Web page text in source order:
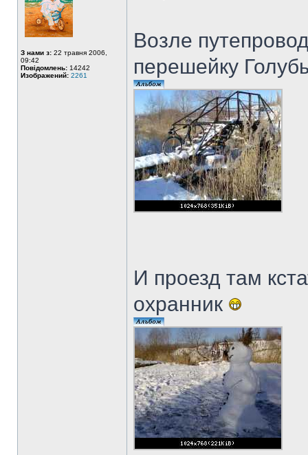
З нами з: 22 травня 2006,
09:42
Повідомлень: 14242
Изображений: 2261
Возле
перешейку
И проезд там
охранник